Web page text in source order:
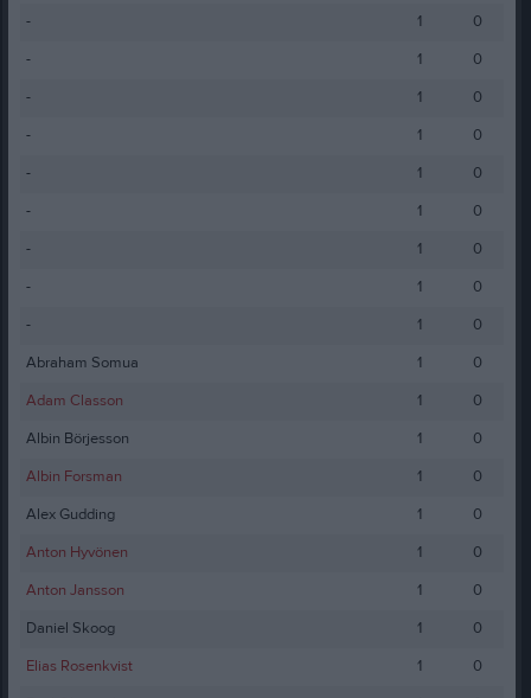
-
1
0
-
1
0
-
1
0
-
1
0
-
1
0
-
1
0
-
1
0
-
1
0
-
1
0
Abraham Somua
1
0
Adam Classon
1
0
Albin Börjesson
1
0
Albin Forsman
1
0
Alex Gudding
1
0
Anton Hyvönen
1
0
Anton Jansson
1
0
Daniel Skoog
1
0
Elias Rosenkvist
1
0